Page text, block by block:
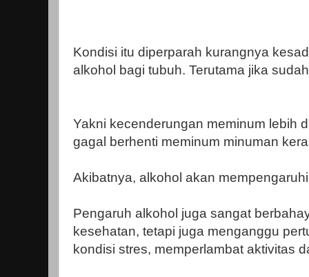
Kondisi itu diperparah kurangnya
alkohol bagi tubuh. Terutama jika
Yakni kecenderungan meminum lebih
gagal berhenti meminum minuman
Akibatnya, alkohol akan
Pengaruh alkohol juga sangat
kesehatan, tetapi juga menganggu
kondisi stres, memperlambat aktivitas